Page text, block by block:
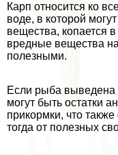
Карп относится ко
воде, в которой
вещества, копается
вредные вещества
полезными.
Если рыба выведена
могут быть остатки
прикормки, что
тогда от полезных